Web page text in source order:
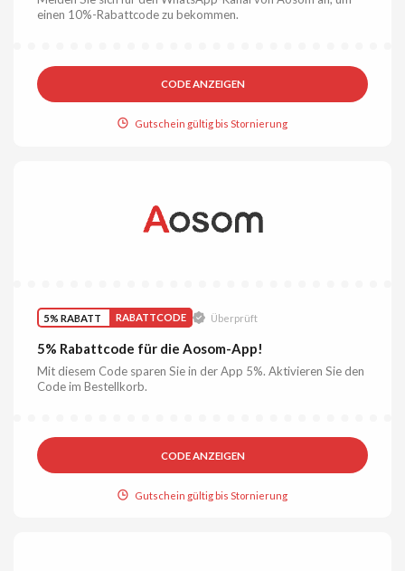
einen 10%-Rabattcode zu bekommen.
CODE ANZEIGEN
Gutschein gültig bis Stornierung
5% RABATT RABATTCODE Überprüft
5% Rabattcode für die Aosom-App!
Mit diesem Code sparen Sie in der App 5%. Aktivieren Sie den
Code im Bestellkorb.
CODE ANZEIGEN
Gutschein gültig bis Stornierung